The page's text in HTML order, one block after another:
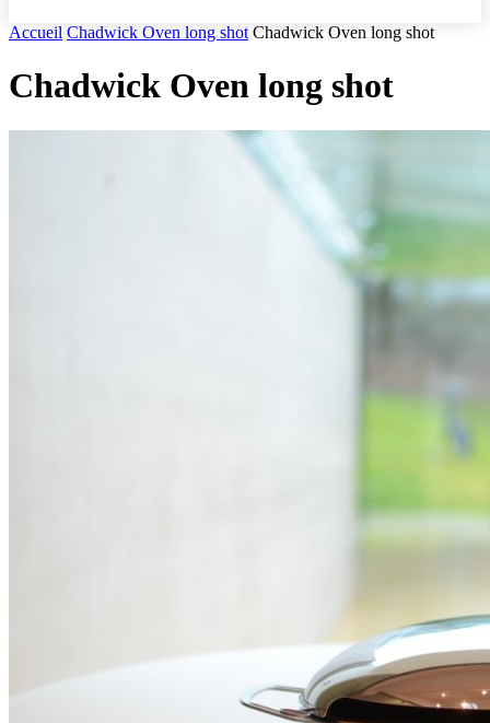
Accueil Chadwick Oven long shot Chadwick Oven long shot
Chadwick Oven long shot